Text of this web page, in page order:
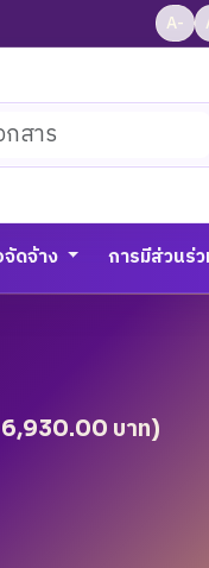
A-
ดจ้าง การมีส่วนร่
บาท)